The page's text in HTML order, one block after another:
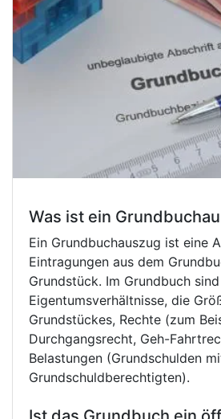
Was ist ein
Ein Grundbuchauszug ist eine
Eintragungen aus dem
Grundstück. Im Grundbuch sind
Eigentumsverhältnisse, die
Grundstückes, Rechte (zum
Durchgangsrecht, Geh-
Belastungen (Grundschulden
Grundschuldberechtigten).